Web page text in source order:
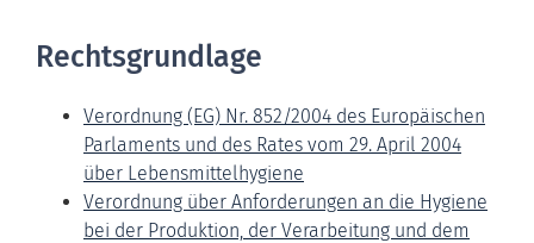
Rechtsgrundlage
Verordnung (EG) Nr. 852/2004 des Europäischen
Parlaments und des Rates vom 29. April 2004
über Lebensmittelhygiene
Verordnung über Anforderungen an die Hygiene
bei der Produktion, der Verarbeitung und dem